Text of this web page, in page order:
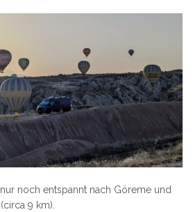
noch entspannt nach Göreme und
9 km).